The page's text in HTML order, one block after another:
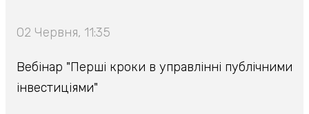
02 Червня, 11:35
Вебінар "Перші кроки в управлінні публічними
інвестиціями"